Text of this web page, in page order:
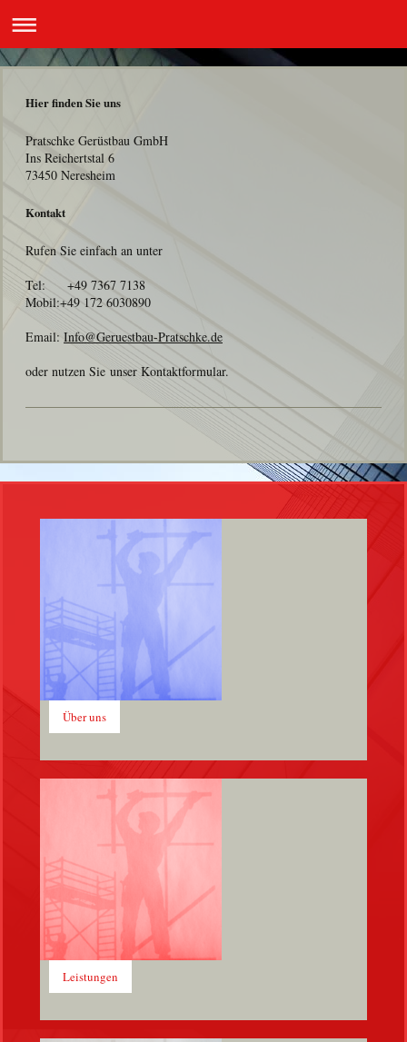
Hier finden Sie uns
Pratschke Gerüstbau GmbH
Ins Reichertstal 6
73450 Neresheim
Kontakt
Rufen Sie einfach an unter
Tel: +49 7367 7138
Mobil:+49 172 6030890
Email: Info@Geruestbau-Pratschke.de
oder nutzen Sie unser Kontaktformular.
Über uns
Leistungen